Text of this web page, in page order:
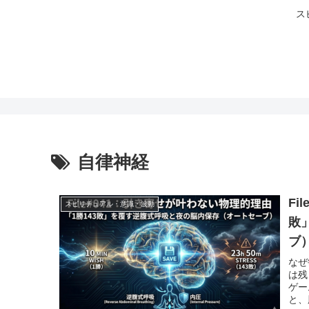
ス
自律神経
スピリチュアル・意識・波動
敗
ブ
な
は
ゲ
と